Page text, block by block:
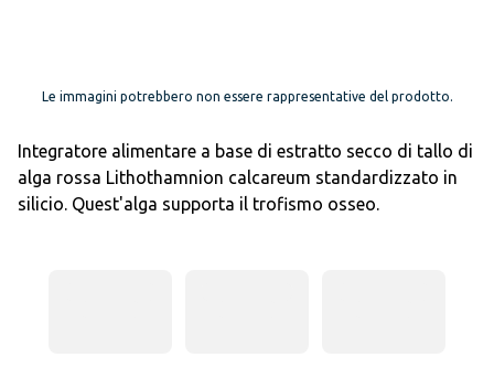
Le immagini potrebbero non essere rappresentative del prodotto.
Integratore alimentare a base di estratto secco di tallo di
alga rossa Lithothamnion calcareum standardizzato in
silicio. Quest'alga supporta il trofismo osseo.